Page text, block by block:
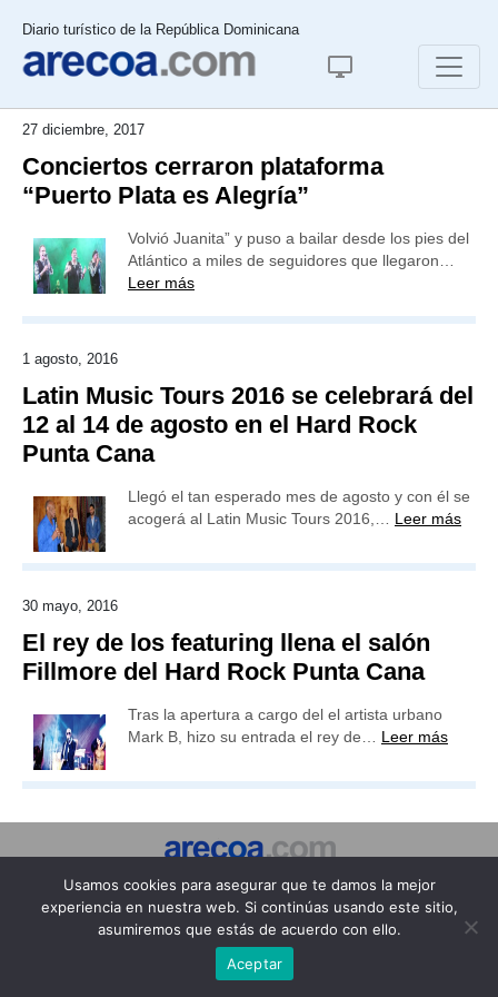
Diario turístico de la República Dominicana
27 diciembre, 2017
Conciertos cerraron plataforma
“Puerto Plata es Alegría”
Volvió Juanita” y puso a bailar desde los pies del
Atlántico a miles de seguidores que llegaron…
Leer más
1 agosto, 2016
Latin Music Tours 2016 se celebrará del
12 al 14 de agosto en el Hard Rock
Punta Cana
Llegó el tan esperado mes de agosto y con él se
acogerá al Latin Music Tours 2016,… Leer más
30 mayo, 2016
El rey de los featuring llena el salón
Fillmore del Hard Rock Punta Cana
Tras la apertura a cargo del el artista urbano
Mark B, hizo su entrada el rey de… Leer más
Usamos cookies para asegurar que te damos la mejor
experiencia en nuestra web. Si continúas usando este sitio,
asumiremos que estás de acuerdo con ello.
Aceptar
Publicidad Redacción Contacto
Advertencia legal
Todos los derechos reservados
Grupo Preferente